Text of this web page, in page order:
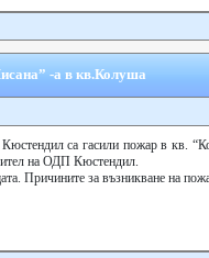
-а в кв.Колуша
са гасили пожар в кв.
на ОДП Кюстендил.
Причините за възникване на